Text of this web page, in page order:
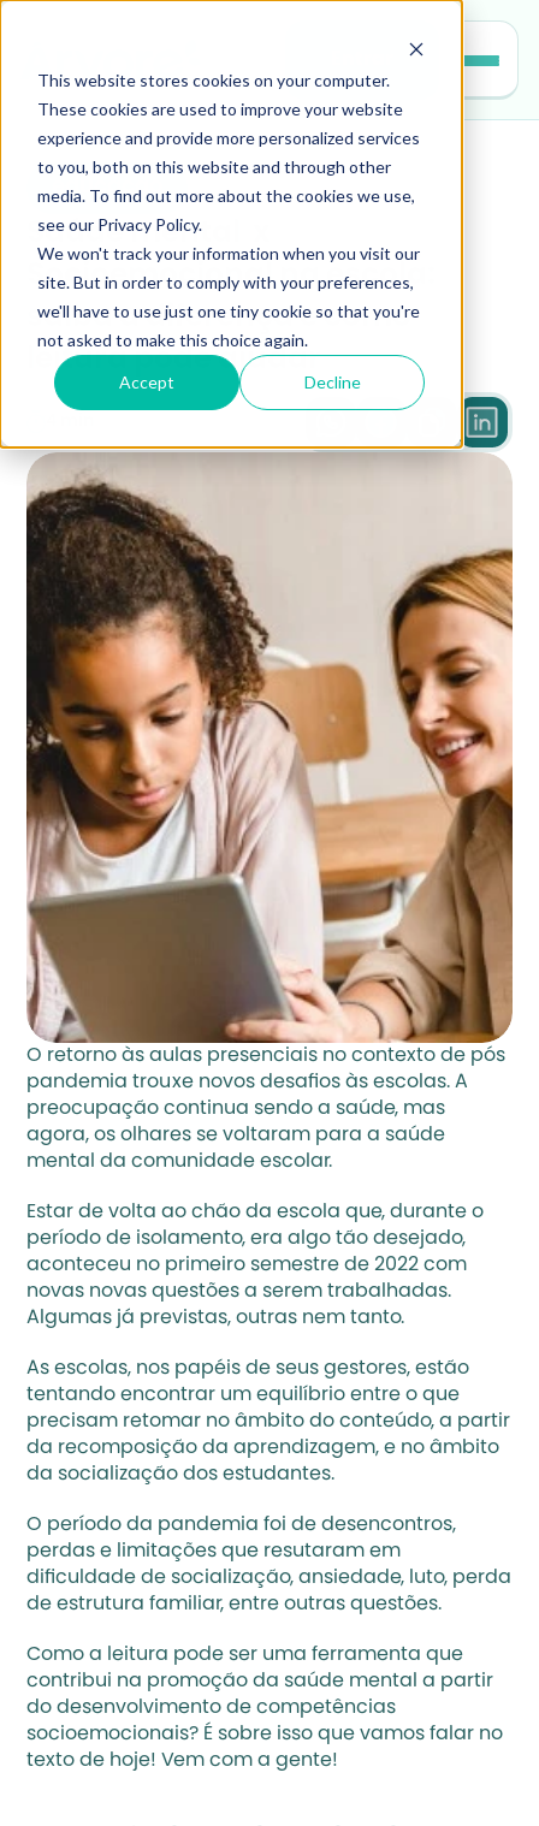
This website stores cookies on your computer.
These cookies are used to improve your website
experience and provide more personalized services
to you, both on this website and through other
media. To find out more about the cookies we use,
see our Privacy Policy.
We won't track your information when you visit our
site. But in order to comply with your preferences,
we'll have to use just one tiny cookie so that you're
not asked to make this choice again.
Accept Decline
educacao
Saúde mental  x
Socioemocional na escola:
saiba a diferença e como
leitura pode ajudar
O retorno às aulas presenciais no contexto de pós
pandemia trouxe novos desafios às escolas. A
preocupação continua sendo a saúde, mas
agora, os olhares se voltaram para a saúde
mental da comunidade escolar.
Estar de volta ao chão da escola que, durante o
período de isolamento, era algo tão desejado,
aconteceu no primeiro semestre de 2022 com
novas novas questões a serem trabalhadas.
Algumas já previstas, outras nem tanto.
As escolas, nos papéis de seus gestores, estão
tentando encontrar um equilíbrio entre o que
precisam retomar no âmbito do conteúdo, a partir
da recomposição da aprendizagem, e no âmbito
da socialização dos estudantes.
O período da pandemia foi de desencontros,
perdas e limitações que resutaram em
dificuldade de socialização, ansiedade, luto, perda
de estrutura familiar, entre outras questões.
Como a leitura pode ser uma ferramenta que
contribui na promoção da saúde mental a partir
do desenvolvimento de competências
socioemocionais? É sobre isso que vamos falar no
texto de hoje! Vem com a gente!